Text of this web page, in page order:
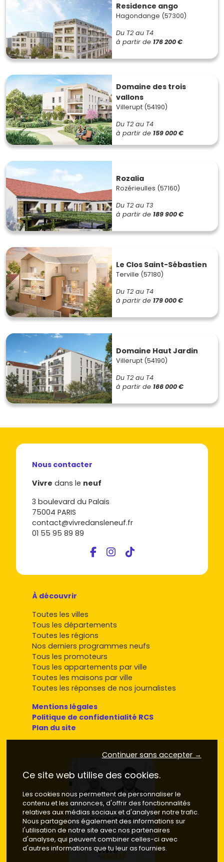
Residence ango
Hagondange (57300)
Du T2 au T4
à partir de 176 200 €
Domaine des trois
vallons
Villerupt (54190)
Du T2 au T4
à partir de 159 000 €
Rozalia
Rozérieulles (57160)
Du T2 au T3
à partir de 189 900 €
Le Clos Saint-Sébastien
Terville (57180)
Du T2 au T4
à partir de 179 000 €
Domaine Haut Jardin
Villerupt (54190)
Du T2 au T4
à partir de 166 000 €
Nous contacter
Vivre dans le neuf
3 boulevard du Palais
75004 PARIS
contact@vivredansleneuf.fr
01 55 95 89 89
À découvrir
Toutes les villes
Tous les départements
Toutes les régions
Nos derniers programmes neufs
Tous les promoteurs
Tous les appartements par ville
Toutes les maisons par ville
Toutes les réponses de nos journalistes
Mentions légales
Politique de confidentialité RCS
Plan du site
Continuer sans accepter →
Ce site web utilise des cookies.
Les cookies nous permettent de personnaliser le
contenu et les annonces, d'offrir des fonctionnalités
relatives aux médias sociaux et d'analyser notre trafic.
Nous partageons également des informations sur
l'utilisation de notre site avec nos partenaires
d'analyse, qui peuvent combiner celles-ci avec
d'autres informations que tu leur as fournies.